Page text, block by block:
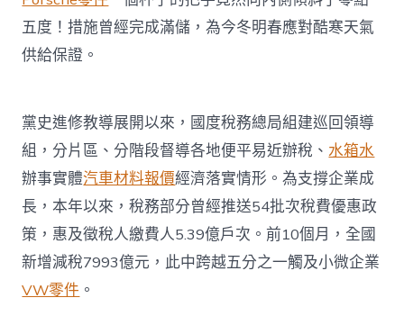
五度！措施曾經完成滿儲，為今冬明春應對酷寒天氣
供給保證。
黨史進修教導展開以來，國度稅務總局組建巡回領導
組，分片區、分階段督導各地便平易近辦稅、水箱水
辦事實體汽車材料報價經濟落實情形。為支撐企業成
長，本年以來，稅務部分曾經推送54批次稅費優惠政
策，惠及徵稅人繳費人5.39億戶次。前10個月，全國
新增減稅7993億元，此中跨越五分之一觸及小微企業
VW零件 。